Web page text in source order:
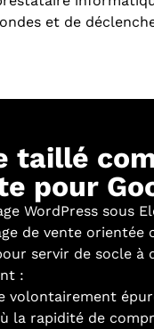
et de
taillé
pour
WordPress sous
de vente orientée
servir de socle à
:
volontairement
la rapidité de